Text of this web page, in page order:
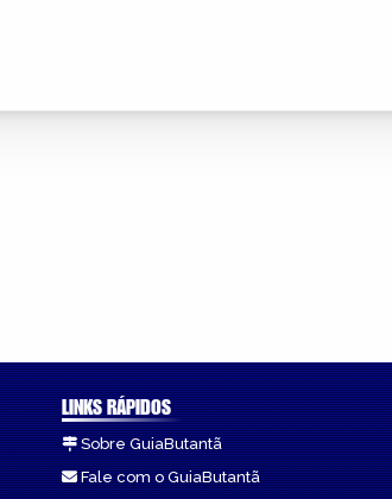
LINKS RÁPIDOS
Sobre GuiaButantã
Fale com o GuiaButantã